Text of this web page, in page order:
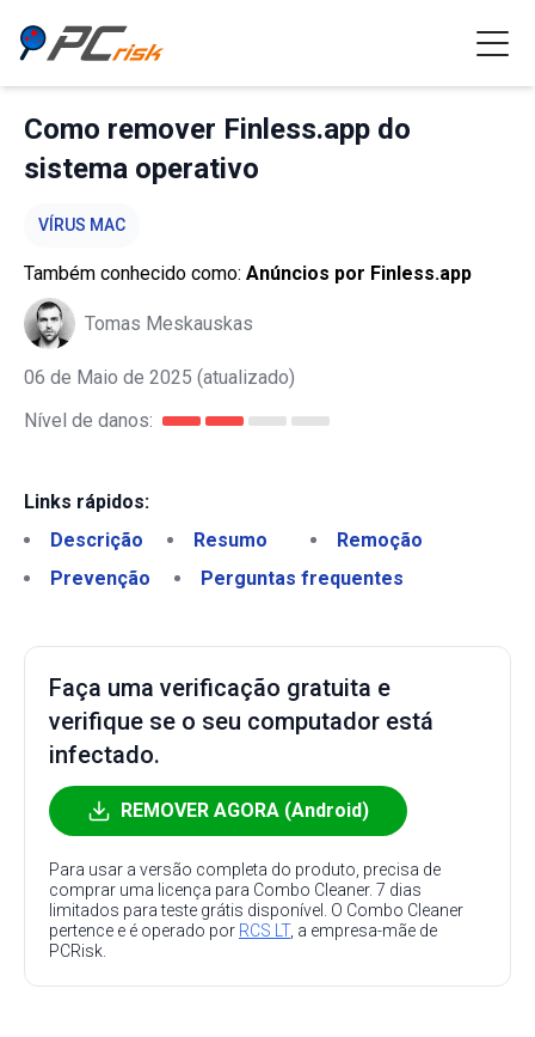
Como remover Finless.app do
sistema operativo
VÍRUS MAC
Também conhecido como: Anúncios por Finless.app
Tomas Meskauskas
06 de Maio de 2025 (atualizado)
Nível de danos:
Links rápidos:
Descrição
Resumo
Remoção
Prevenção
Perguntas frequentes
Faça uma verificação gratuita e
verifique se o seu computador está
infectado.
REMOVER AGORA (Android)
Para usar a versão completa do produto, precisa de
comprar uma licença para Combo Cleaner. 7 dias
limitados para teste grátis disponível. O Combo Cleaner
pertence e é operado por RCS LT, a empresa-mãe de
PCRisk.